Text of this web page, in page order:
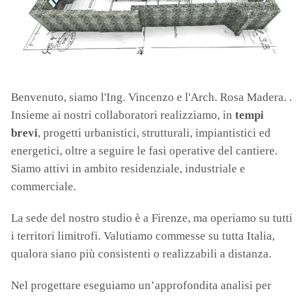
Benvenuto, siamo l'Ing. Vincenzo e l'Arch. Rosa Madera. .
Insieme ai nostri collaboratori realizziamo, in tempi
brevi, progetti urbanistici, strutturali, impiantistici ed
energetici, oltre a seguire le fasi operative del cantiere.
Siamo attivi in ambito residenziale, industriale e
commerciale.
La sede del nostro studio è a Firenze, ma operiamo su tutti
i territori limitrofi. Valutiamo commesse su tutta Italia,
qualora siano più consistenti o realizzabili a distanza.
Nel progettare eseguiamo un’approfondita analisi per